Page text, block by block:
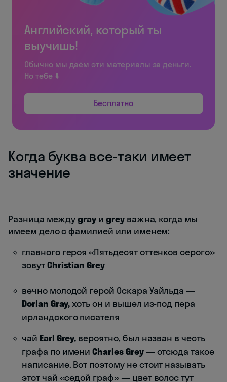
Английский, который ты
выучишь!
Обычно мы даём эти материалы за деньги.
Но тебе ⬇️
Бесплатно
Когда буква все-таки имеет
значение
Разница междуgray и greyважна, когда мы
имеем дело с фамилией или именем:
главного героя «Пятьдесят оттенков серого»
зовутChristian Grey
вечно молодой герой Оскара Уайльда —
Dorian Gray,хоть он и вышел из-под пера
ирландского писателя
чай Earl Grey, вероятно, был назван в честь
графа по имениCharles Grey— отсюда такое
написание. Вот поэтому не стоит называть
этот чай «седой граф» — цвет волос тут